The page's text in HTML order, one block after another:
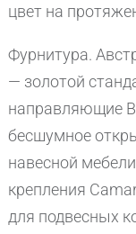
цвет на
Фурнитура.
— золотой
направляющие
бесшумное
навесной
крепления
для подвесных